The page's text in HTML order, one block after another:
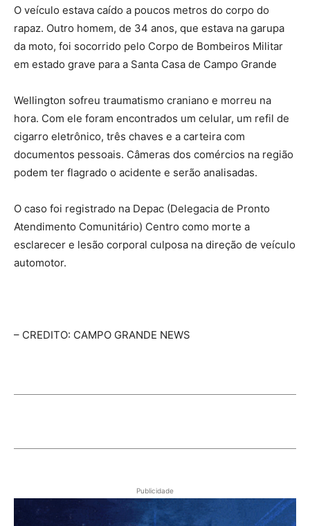
O veículo estava caído a poucos metros do corpo do
rapaz. Outro homem, de 34 anos, que estava na garupa
da moto, foi socorrido pelo Corpo de Bombeiros Militar
em estado grave para a Santa Casa de Campo Grande
Wellington sofreu traumatismo craniano e morreu na
hora. Com ele foram encontrados um celular, um refil de
cigarro eletrônico, três chaves e a carteira com
documentos pessoais. Câmeras dos comércios na região
podem ter flagrado o acidente e serão analisadas.
O caso foi registrado na Depac (Delegacia de Pronto
Atendimento Comunitário) Centro como morte a
esclarecer e lesão corporal culposa na direção de veículo
automotor.
– CREDITO: CAMPO GRANDE NEWS
Publicidade